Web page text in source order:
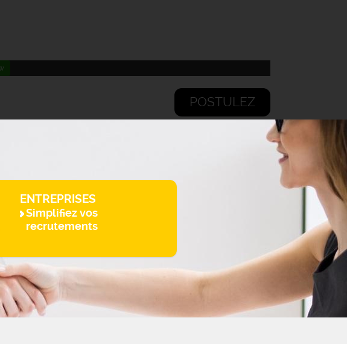
POSTULEZ
ENTREPRISES
Simplifiez vos
recrutements